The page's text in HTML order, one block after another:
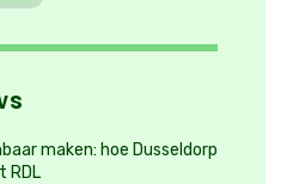
maken: hoe Dusseldorp
RDL